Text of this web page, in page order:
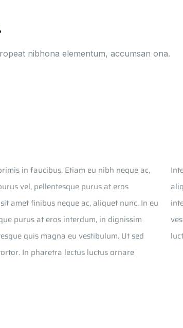
nibhona elementum, accumsan ona.
in faucibus. Etiam eu nibh neque ac,
vel, pellentesque purus at eros
amet finibus neque ac, aliquet nunc. In eu
purus at eros interdum, in dignissim
quis magna eu vestibulum. Ut sed
In pharetra lectus luctus ornare